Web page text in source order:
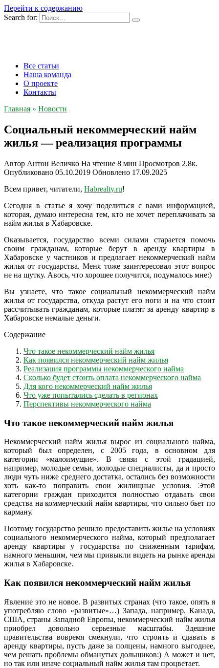
Перейти к содержанию
Search for:
Все статьи
Наша команда
О проекте
Контакты
Главная » Новости
Социальный некоммерческий найм
жилья — реализация программы
Автор Антон Величко На чтение 8 мин Просмотров 2.8к.
Опубликовано 05.10.2019 Обновлено 17.09.2025
Всем привет, читатели, Habrealty.ru!
Сегодня в статье я хочу поделиться с вами информацией,
которая, думаю интересна тем, кто не хочет переплачивать за
найм жилья в Хабаровске.
Оказывается, государство всеми силами старается помочь
своим гражданам, которые берут в аренду квартиры в
Хабаровске у частников и предлагает некоммерческий найм
жилья от государства. Меня тоже заинтересовал этот вопрос
не на шутку. Авось, что хорошее получится, подумалось мне:)
Вы узнаете, что такое социальный некоммерческий найм
жилья от государства, откуда растут его ноги и на что стоит
рассчитывать гражданам, которые платят за аренду квартир в
Хабаровске немалые деньги.
Содержание
Что такое некоммерческий найм жилья
Как появился некоммерческий найм жилья
Реализация программы некоммерческого найма
Сколько будет стоить оплата некоммерческого найма
Для кого некоммерческий найм жилья
Что уже попытались сделать в регионах
Перспективы некоммерческого найма
Что такое некоммерческий найм жилья
Некоммерческий найм жилья вырос из социального найма,
который был определен, с 2005 года, в основном для
категории «малоимущие». В связи с этой градацией,
например, молодые семьи, молодые специалисты, да и просто
люди чуть ниже среднего достатка, остались без возможности
хоть как-то поправить свои жилищные условия. Этой
категории граждан приходится полностью отдавать свои
средства на коммерческий найм квартиры, что сильно бьет по
карману.
Поэтому государство решило предоставить жилье на условиях
социального некоммерческого найма, который предполагает
аренду квартиры у государства по сниженным тарифам,
намного меньшим, чем мы привыкли видеть на рынке аренды
жилья в Хабаровске.
Как появился некоммерческий найм жилья
Явление это не новое. В развитых странах (что такое, опять я
употребляю слово «развитые»…) Запада, например, Канада,
США, страны Западной Европы, некоммерческий найм жилья
приобрел довольно серьезные масштабы. Здешние
правительства вовремя смекнули, что строить и сдавать в
аренду квартиры, пусть даже за полцены, намного выгоднее,
чем решать проблемы обманутых дольщиков:) А может и нет,
но так или иначе социальный найм жилья там процветает.